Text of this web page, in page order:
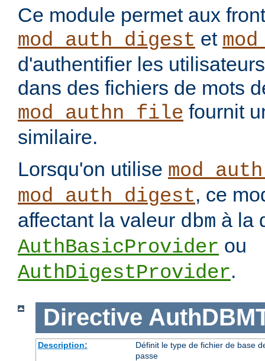
Ce module permet aux
mod_auth_digest et
d'authentifier les
dans des fichiers de mots
mod_authn_file fournit
similaire.
Lorsqu'on utilise
mod_auth_digest, ce
affectant la valeur dbm à la
AuthBasicProvider ou
AuthDigestProvider.
Directive
Description:
Définit le type de fichier de base
passe